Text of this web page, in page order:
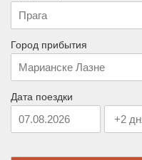
Город прибытия
Дата поездки